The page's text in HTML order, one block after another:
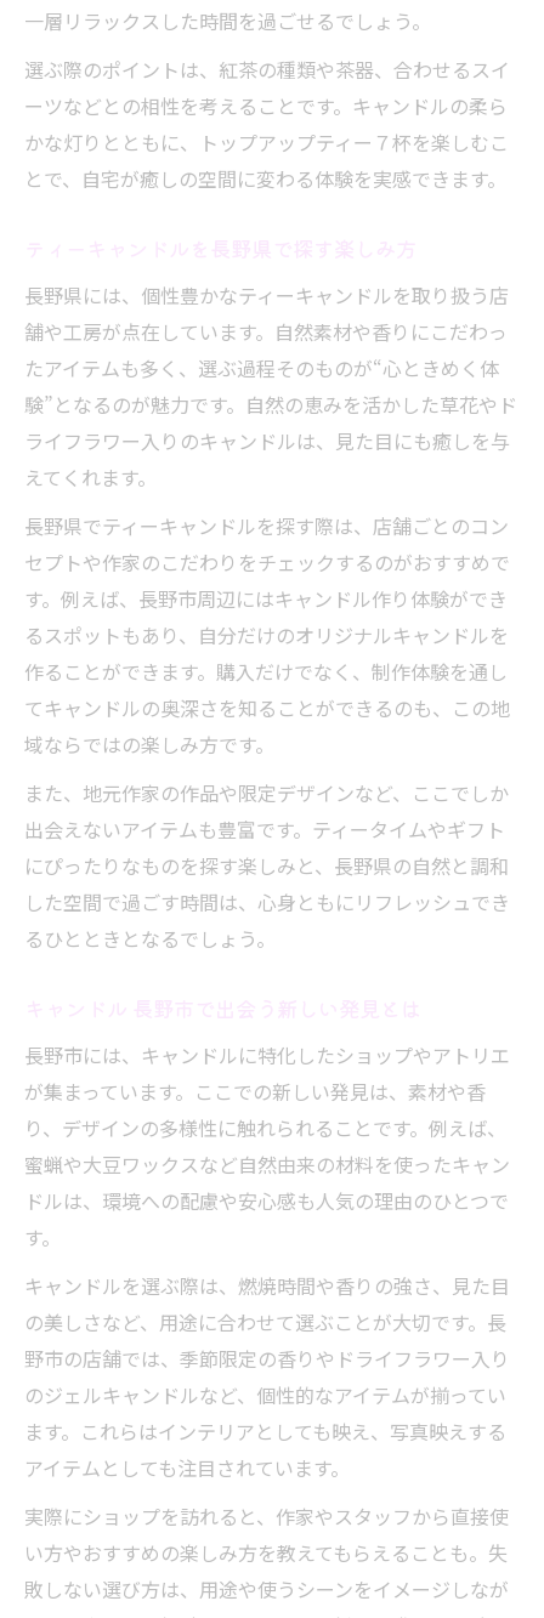
キャンドル 長野市で体験できる学びとは
長野 キャンドル工房初心者向けの楽しみ方
トップアップティー７杯を使った作品アレ
ンジ
自然素材で安心のティーキャンドルの見極め方
長野県産素材を活かしたティーキャンドル
の選択肢
キャンドル 長野市で見つかる自然素材の魅
力
長野 キャンドル工房で安心な素材を見極め
るコツ
トップアップティー７杯の品質を比べるポ
イント
リトリート気分を味わうならキャンドル工房巡
りへ
長野県で味わうトップアップティー７杯の
キャンドル 長野市の工房で過ごす特別な体
験
長野 キャンドル工房を楽しむ巡り方ガイド
トップアップティー７杯とともに巡る工房
術
トップアップティー７杯で叶うおしゃれ空
間
長野県流ティーキャンドルのインテリア術
キャンドル 長野市の雑貨で映える活用法
トップアップティー７杯を使ったコーディ
ネート術
一層リラックスした時間を過ごせるでしょう。
選ぶ際のポイントは、紅茶の種類や茶器、合わせるスイ
ーツなどとの相性を考えることです。キャンドルの柔ら
かな灯りとともに、トップアップティー７杯を楽しむこ
とで、自宅が癒しの空間に変わる体験を実感できます。
長野県には、個性豊かなティーキャンドルを取り扱う店
舗や工房が点在しています。自然素材や香りにこだわっ
たアイテムも多く、選ぶ過程そのものが“心ときめく体
験”となるのが魅力です。自然の恵みを活かした草花やド
ライフラワー入りのキャンドルは、見た目にも癒しを与
えてくれます。
長野県でティーキャンドルを探す際は、店舗ごとのコン
セプトや作家のこだわりをチェックするのがおすすめで
す。例えば、長野市周辺にはキャンドル作り体験ができ
るスポットもあり、自分だけのオリジナルキャンドルを
作ることができます。購入だけでなく、制作体験を通し
てキャンドルの奥深さを知ることができるのも、この地
域ならではの楽しみ方です。
また、地元作家の作品や限定デザインなど、ここでしか
出会えないアイテムも豊富です。ティータイムやギフト
にぴったりなものを探す楽しみと、長野県の自然と調和
した空間で過ごす時間は、心身ともにリフレッシュでき
るひとときとなるでしょう。
長野市には、キャンドルに特化したショップやアトリエ
が集まっています。ここでの新しい発見は、素材や香
り、デザインの多様性に触れられることです。例えば、
蜜蝋や大豆ワックスなど自然由来の材料を使ったキャン
ドルは、環境への配慮や安心感も人気の理由のひとつで
す。
キャンドルを選ぶ際は、燃焼時間や香りの強さ、見た目
の美しさなど、用途に合わせて選ぶことが大切です。長
野市の店舗では、季節限定の香りやドライフラワー入り
のジェルキャンドルなど、個性的なアイテムが揃ってい
ます。これらはインテリアとしても映え、写真映えする
アイテムとしても注目されています。
実際にショップを訪れると、作家やスタッフから直接使
い方やおすすめの楽しみ方を教えてもらえることも。失
敗しない選び方は、用途や使うシーンをイメージしなが